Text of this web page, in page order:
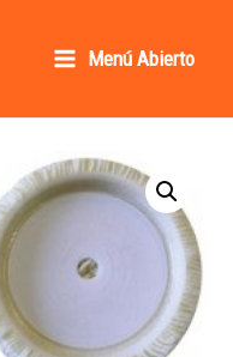
Menú Abierto